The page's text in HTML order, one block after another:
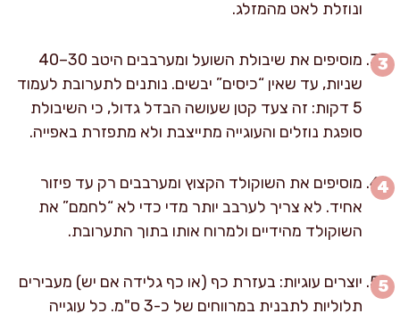
ונוזלת לאט מהמזלג.
מוסיפים את שיבולת השועל ומערבבים היטב 30–40
שניות, עד שאין “כיסים” יבשים. נותנים לתערובת לעמוד
5 דקות: זה צעד קטן שעושה הבדל גדול, כי השיבולת
סופגת נוזלים והעוגייה מתייצבת ולא מתפזרת באפייה.
מוסיפים את השוקולד הקצוץ ומערבבים רק עד פיזור
אחיד. לא צריך לערבב יותר מדי כדי לא “לחמם” את
השוקולד מהידיים ולמרוח אותו בתוך התערובת.
יוצרים עוגיות: בעזרת כף (או כף גלידה אם יש) מעבירים
תלוליות לתבנית במרווחים של כ-3 ס"מ. כל עוגייה